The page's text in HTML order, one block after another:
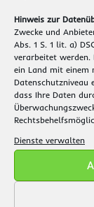
Hinweis zur
Zwecke und
Abs. 1 S. 1 lit. a)
verarbeitet werden.
ein Land mit einem
Datenschutzniveau
dass Ihre Daten
Dienste verwalten